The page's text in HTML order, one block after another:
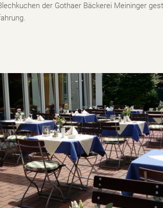
der Gothaer Bäckerei Meininger